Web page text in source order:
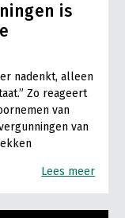
is
nadenkt, alleen
Zo reageert
van
van
Lees meer